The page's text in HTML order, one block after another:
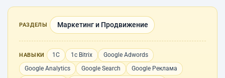
РАЗДЕЛЫ Маркетинг и Продвижение
НАВЫКИ 1С 1с Bitrix
Google Adwords
Google Analytics
Google Search
Google Реклама